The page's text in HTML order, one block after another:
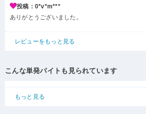
投稿：0*v*m***
ありがとうございました。
レビューをもっと見る
こんな単発バイトも見られています
もっと見る